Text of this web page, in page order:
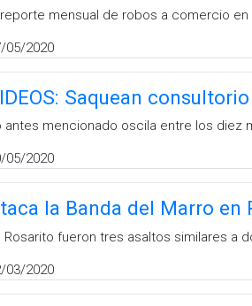
reporte mensual de robos a comercio
05/2020
Saquean
antes mencionado oscila entre los diez
05/2020
la Banda del Marro en
Rosarito fueron tres asaltos similares a
03/2020